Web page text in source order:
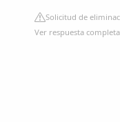
Solicitud de
Ver respuesta